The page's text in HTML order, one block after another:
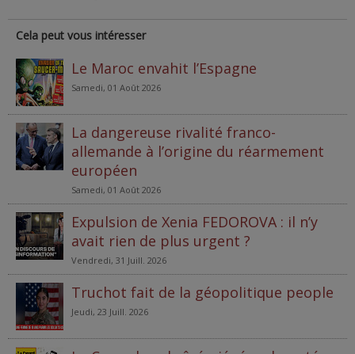
Cela peut vous intéresser
Le Maroc envahit l’Espagne
Samedi, 01 Août 2026
La dangereuse rivalité franco-
allemande à l’origine du réarmement
européen
Samedi, 01 Août 2026
Expulsion de Xenia FEDOROVA : il n’y
avait rien de plus urgent ?
Vendredi, 31 Juill. 2026
Truchot fait de la géopolitique people
Jeudi, 23 Juill. 2026